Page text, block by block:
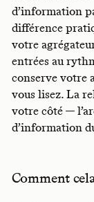
d’information
différence
votre
entrées au
conserve votre
vous lisez. La
votre côté —
d’information
Comment